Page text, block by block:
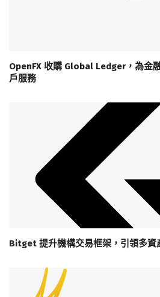
OpenFX 收購 Global Ledger，為金
戶服務
Bitget 提升機構交易框架，引領多資